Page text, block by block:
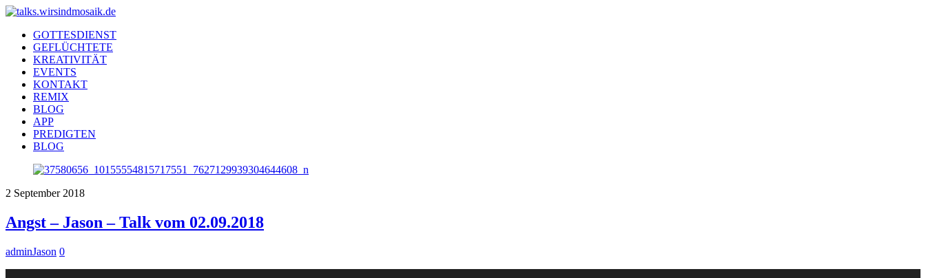
GOTTESDIENST
GEFLÜCHTETE
KREATIVITÄT
EVENTS
KONTAKT
REMIX
BLOG
APP
PREDIGTEN
BLOG
2 September 2018
Angst – Jason – Talk vom 02.09.2018
adminJason 0